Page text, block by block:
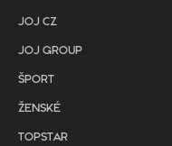
JOJ CZ
JOJ GROUP
ŠPORT
ŽENSKÉ
TOPSTAR